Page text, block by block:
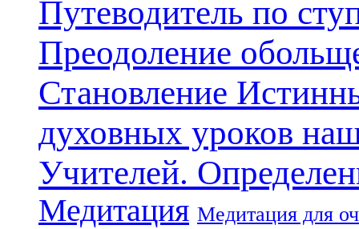
Путеводитель по
Преодоление
Становление
духовных уроков
Учителей.
Медитация Медитация для